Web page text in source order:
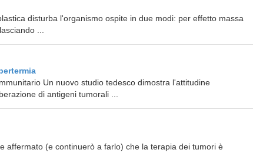
disturba l'organismo ospite in due modi: per effetto massa
...
Un nuovo studio tedesco dimostra l'attitudine
di antigeni tumorali ...
affermato (e continuerò a farlo) che la terapia dei tumori è